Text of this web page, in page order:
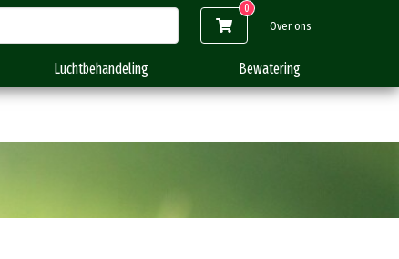
Luchtbehandeling Bewatering
Over ons